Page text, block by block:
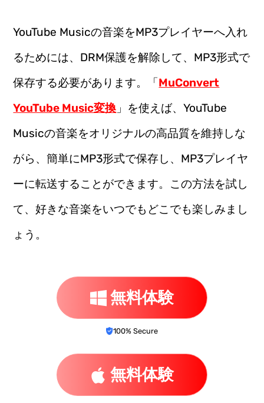
YouTube Musicの音楽をMP3プレイヤーへ入れ
るためには、DRM保護を解除して、MP3形式で
保存する必要があります。「MuConvert
YouTube Music変換 」を使えば、YouTube
Musicの音楽をオリジナルの高品質を維持しな
がら、簡単にMP3形式で保存し、MP3プレイヤ
ーに転送することができます。この方法を試し
て、好きな音楽をいつでもどこでも楽しみまし
ょう。
無料体験
100% Secure
無料体験